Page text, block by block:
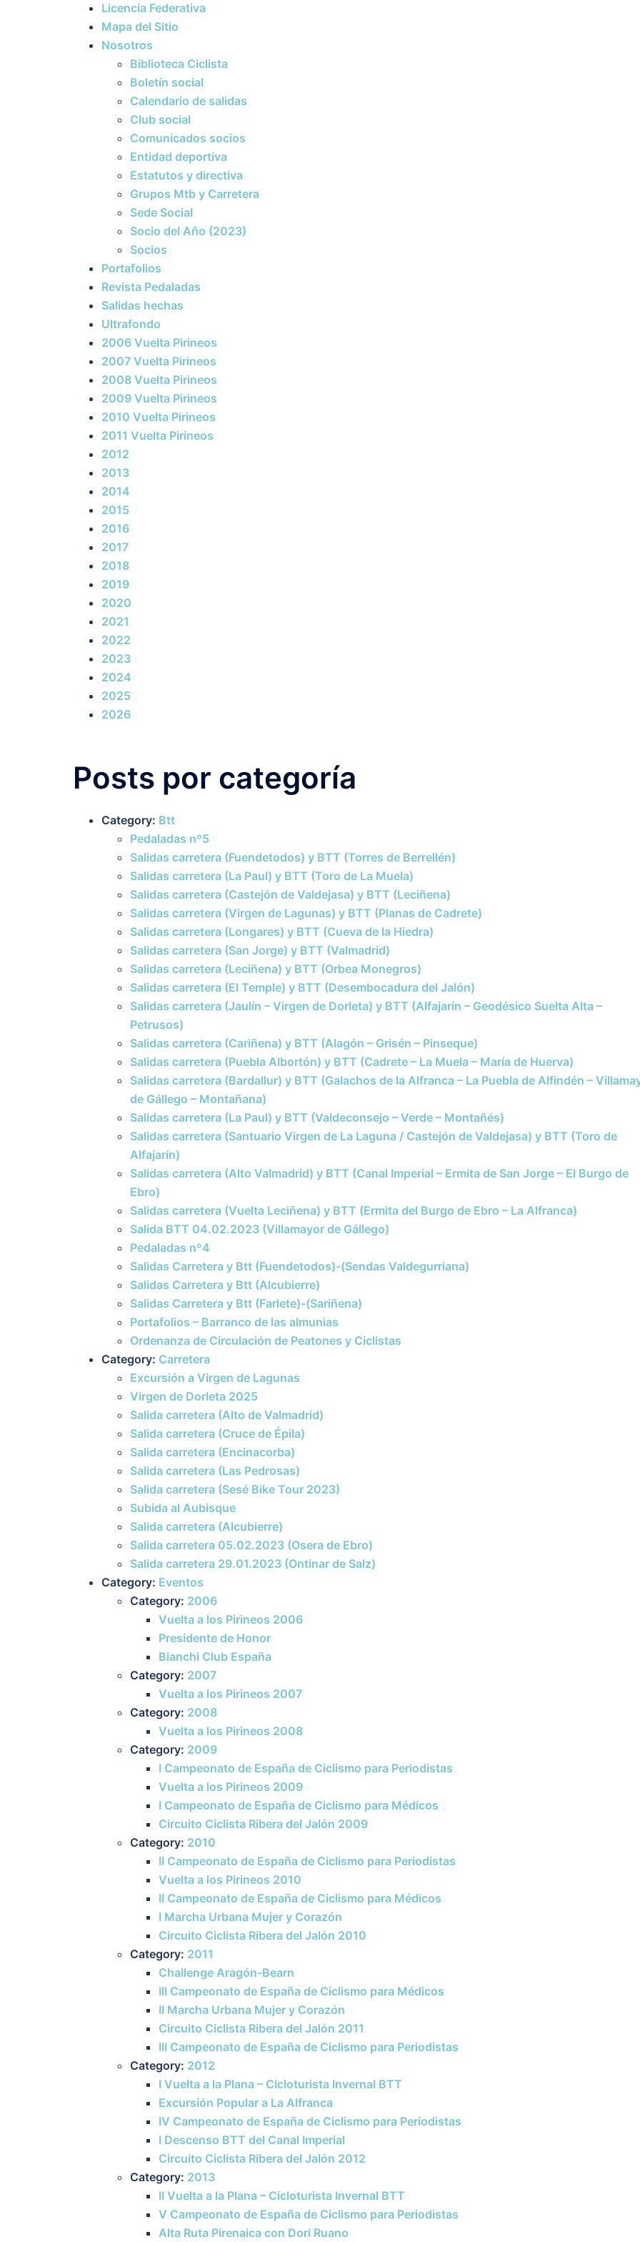
Licencia Federativa
Mapa del Sitio
Nosotros
Biblioteca Ciclista
Boletín social
Calendario de salidas
Club social
Comunicados socios
Entidad deportiva
Estatutos y directiva
Grupos Mtb y Carretera
Sede Social
Socio del Año (2023)
Socios
Portafolios
Revista Pedaladas
Salidas hechas
Ultrafondo
2006 Vuelta Pirineos
2007 Vuelta Pirineos
2008 Vuelta Pirineos
2009 Vuelta Pirineos
2010 Vuelta Pirineos
2011 Vuelta Pirineos
2012
2013
2014
2015
2016
2017
2018
2019
2020
2021
2022
2023
2024
2025
2026
Posts por categoría
Category: Btt
Pedaladas nº5
Salidas carretera (Fuendetodos) y BTT (Torres de Berrellén)
Salidas carretera (La Paul) y BTT (Toro de La Muela)
Salidas carretera (Castejón de Valdejasa) y BTT (Leciñena)
Salidas carretera (Virgen de Lagunas) y BTT (Planas de Cadrete)
Salidas carretera (Longares) y BTT (Cueva de la Hiedra)
Salidas carretera (San Jorge) y BTT (Valmadrid)
Salidas carretera (Leciñena) y BTT (Orbea Monegros)
Salidas carretera (El Temple) y BTT (Desembocadura del Jalón)
Salidas carretera (Jaulín – Virgen de Dorleta) y BTT (Alfajarín – Geodésico Suelta Alta –
Petrusos)
Salidas carretera (Cariñena) y BTT (Alagón – Grisén – Pinseque)
Salidas carretera (Puebla Albortón) y BTT (Cadrete – La Muela – María de Huerva)
Salidas carretera (Bardallur) y BTT (Galachos de la Alfranca – La Puebla de Alfindén –
de Gállego – Montañana)
Salidas carretera (La Paul) y BTT (Valdeconsejo – Verde – Montañés)
Salidas carretera (Santuario Virgen de La Laguna / Castejón de Valdejasa) y BTT (Toro de
Alfajarín)
Salidas carretera (Alto Valmadrid) y BTT (Canal Imperial – Ermita de San Jorge – El Burgo de
Ebro)
Salidas carretera (Vuelta Leciñena) y BTT (Ermita del Burgo de Ebro – La Alfranca)
Salida BTT 04.02.2023 (Villamayor de Gállego)
Pedaladas nº4
Salidas Carretera y Btt (Fuendetodos)-(Sendas Valdegurriana)
Salidas Carretera y Btt (Alcubierre)
Salidas Carretera y Btt (Farlete)-(Sariñena)
Portafolios – Barranco de las almunias
Ordenanza de Circulación de Peatones y Ciclistas
Category: Carretera
Excursión a Virgen de Lagunas
Virgen de Dorleta 2025
Salida carretera (Alto de Valmadrid)
Salida carretera (Cruce de Épila)
Salida carretera (Encinacorba)
Salida carretera (Las Pedrosas)
Salida carretera (Sesé Bike Tour 2023)
Subida al Aubisque
Salida carretera (Alcubierre)
Salida carretera 05.02.2023 (Osera de Ebro)
Salida carretera 29.01.2023 (Ontinar de Salz)
Category: Eventos
Category: 2006
Vuelta a los Pirineos 2006
Presidente de Honor
Bianchi Club España
Category: 2007
Vuelta a los Pirineos 2007
Category: 2008
Vuelta a los Pirineos 2008
Category: 2009
I Campeonato de España de Ciclismo para Periodistas
Vuelta a los Pirineos 2009
I Campeonato de España de Ciclismo para Médicos
Circuito Ciclista Ribera del Jalón 2009
Category: 2010
II Campeonato de España de Ciclismo para Periodistas
Vuelta a los Pirineos 2010
II Campeonato de España de Ciclismo para Médicos
I Marcha Urbana Mujer y Corazón
Circuito Ciclista Ribera del Jalón 2010
Category: 2011
Challenge Aragón-Bearn
III Campeonato de España de Ciclismo para Médicos
II Marcha Urbana Mujer y Corazón
Circuito Ciclista Ribera del Jalón 2011
III Campeonato de España de Ciclismo para Periodistas
Category: 2012
I Vuelta a la Plana – Cicloturista Invernal BTT
Excursión Popular a La Alfranca
IV Campeonato de España de Ciclismo para Periodistas
I Descenso BTT del Canal Imperial
Circuito Ciclista Ribera del Jalón 2012
Category: 2013
II Vuelta a la Plana – Cicloturista Invernal BTT
V Campeonato de España de Ciclismo para Periodistas
Alta Ruta Pirenaica con Dori Ruano